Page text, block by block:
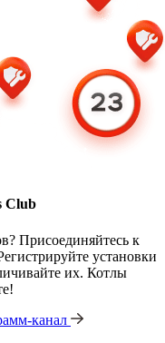
Club
Присоединяйтесь к
установки
их. Котлы
канал